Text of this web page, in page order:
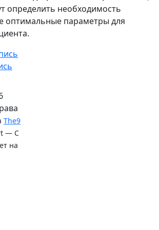
определить необходимость
оптимальные параметры для
The9
— С
на